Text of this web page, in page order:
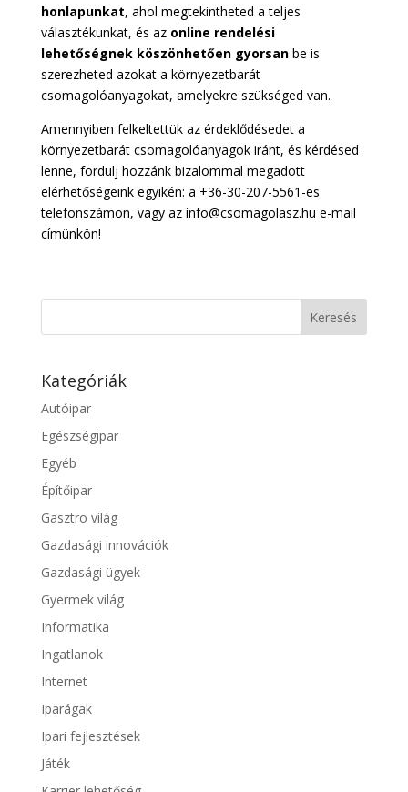
honlapunkat, ahol megtekintheted a teljes
választékunkat, és az online rendelési
lehetőségnek köszönhetően gyorsan be is
szerezheted azokat a környezetbarát
csomagolóanyagokat, amelyekre szükséged van.
Amennyiben felkeltettük az érdeklődésedet a
környezetbarát csomagolóanyagok iránt, és kérdésed
lenne, fordulj hozzánk bizalommal megadott
elérhetőségeink egyikén: a +36-30-207-5561-es
telefonszámon, vagy az info@csomagolasz.hu e-mail
címünkön!
Kategóriák
Autóipar
Egészségipar
Egyéb
Építőipar
Gasztro világ
Gazdasági innovációk
Gazdasági ügyek
Gyermek világ
Informatika
Ingatlanok
Internet
Iparágak
Ipari fejlesztések
Játék